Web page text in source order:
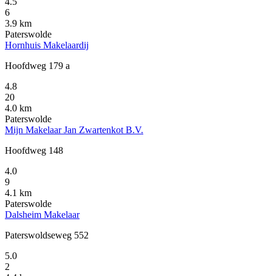
6
3.9 km
Paterswolde
Hornhuis Makelaardij
Hoofdweg 179 a
4.8
20
4.0 km
Paterswolde
Mijn Makelaar Jan Zwartenkot B.V.
Hoofdweg 148
4.0
9
4.1 km
Paterswolde
Dalsheim Makelaar
Paterswoldseweg 552
5.0
2